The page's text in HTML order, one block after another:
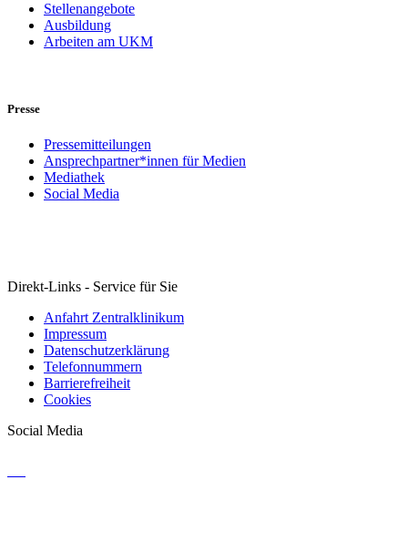
Stellenangebote
Ausbildung
Arbeiten am UKM
Presse
Pressemitteilungen
Ansprechpartner*innen für Medien
Mediathek
Social Media
Direkt-Links - Service für Sie
Anfahrt Zentralklinikum
Impressum
Datenschutzerklärung
Telefonnummern
Barrierefreiheit
Cookies
Social Media